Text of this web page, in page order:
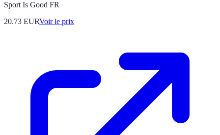
Sport Is Good FR
20.73 EURVoir le prix